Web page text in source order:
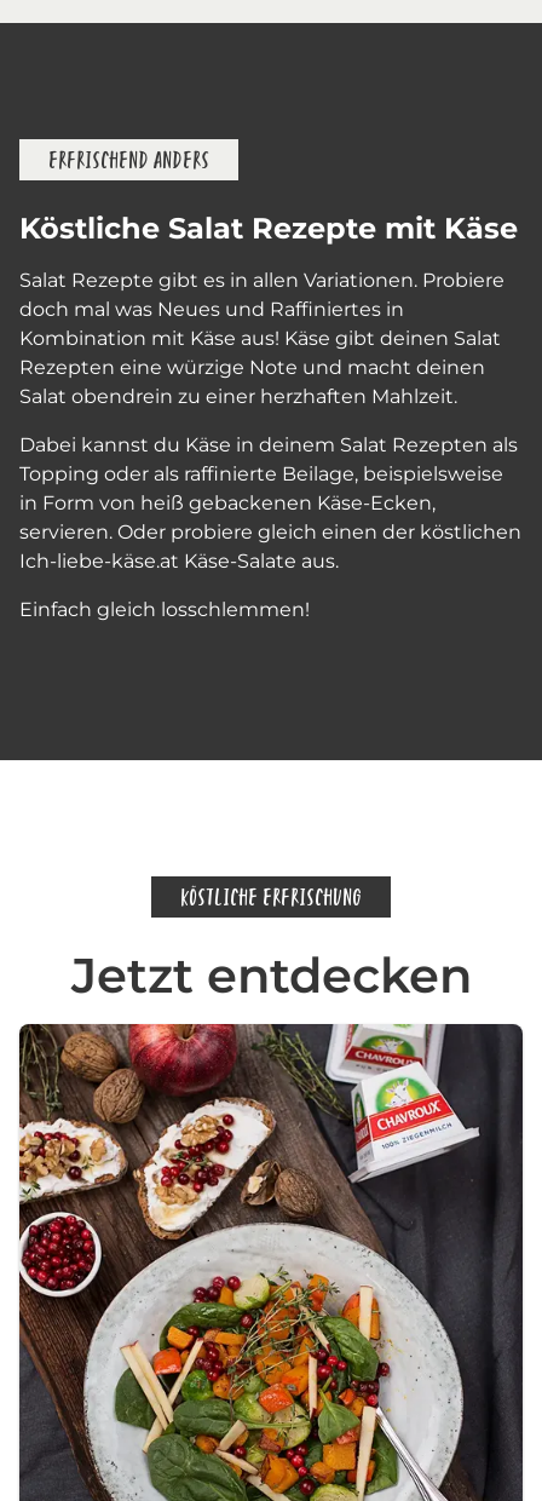
ERFRISCHEND ANDERS
Köstliche Salat Rezepte mit Käse
Salat Rezepte gibt es in allen Variationen. Probiere
doch mal was Neues und Raffiniertes in
Kombination mit Käse aus! Käse gibt deinen Salat
Rezepten eine würzige Note und macht deinen
Salat obendrein zu einer herzhaften Mahlzeit.
Dabei kannst du Käse in deinem Salat Rezepten als
Topping oder als raffinierte Beilage, beispielsweise
in Form von heiß gebackenen Käse-Ecken,
servieren. Oder probiere gleich einen der köstlichen
Ich-liebe-käse.at Käse-Salate aus.
Einfach gleich losschlemmen!
KÖSTLICHE ERFRISCHUNG
Jetzt entdecken